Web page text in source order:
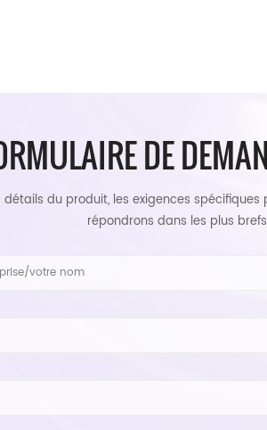
DE
détails du produit, les exigences
répondrons dans les plus